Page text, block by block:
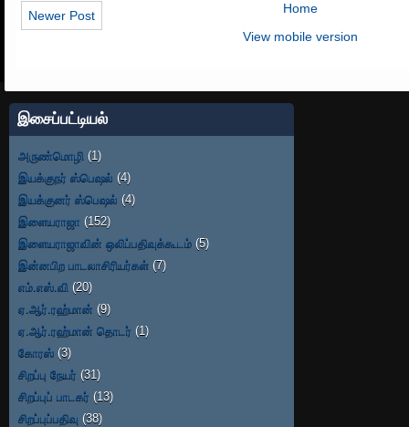
Newer Post
Home
View mobile version
இசைப்பட்டியல்
அருண்மொழி (1)
இயக்குநர் ஸ்பெஷல் (4)
இயக்குனர் ஸ்பெஷல் (4)
இளையராஜா (152)
இளையராஜாவின் ஒலிப்பதிவுக்கூடம் (5)
இன்னபிற பாடலாசிரியர்கள் (7)
எம்.எஸ்.வி (20)
ஏ.ஆர்.ரஹ்மான் (9)
ஏ.ஆர்.ரஹ்மான் தொடர் (1)
கோரஸ் (3)
சிறப்பு நேயர் (31)
சிறப்புப் பாடகர் (13)
சிறப்புப்பதிவு (38)